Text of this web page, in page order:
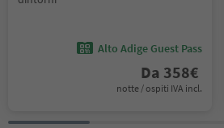
Alto Adige Guest Pass
Da 358€
notte / ospiti IVA incl.